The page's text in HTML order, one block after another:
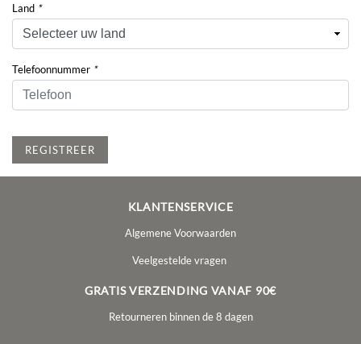
Land *
Telefoonnummer *
REGISTREER
KLANTENSERVICE
Algemene Voorwaarden
Veelgestelde vragen
GRATIS VERZENDING VANAF 90€
Retourneren binnen de 8 dagen